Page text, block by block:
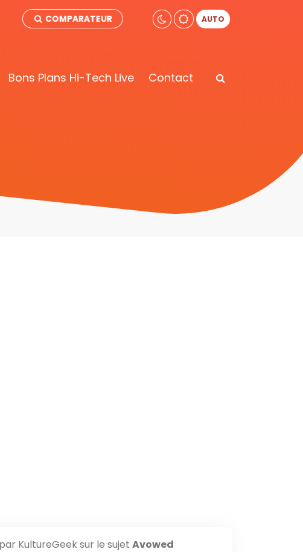
COMPARATEUR AUTO
Bons Plans Hi-Tech Live Contact
KultureGeek sur le sujet Avowed